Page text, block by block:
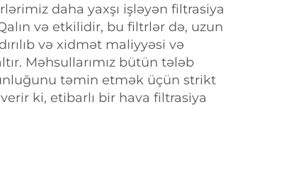
daha yaxşı işləyən filtrasiya
və etkilidir, bu filtrlər də, uzun
və xidmət maliyyəsi və
Məhsullarımız bütün tələb
təmin etmək üçün strikt
ki, etibarlı bir hava filtrasiya